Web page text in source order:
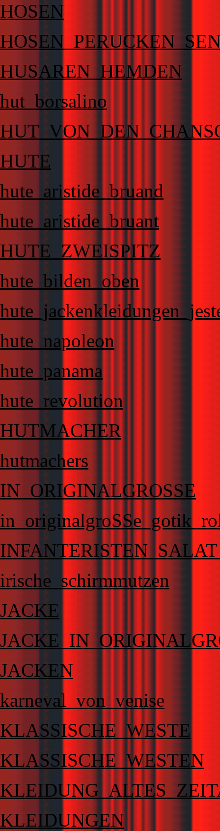
HOSEN
HUSAREN_HEMDEN
hut_borsalino
HUTE
hute_aristide_bruand
hute_aristide_bruant
HUTE_ZWEISPITZ
hute_bilden_oben
hute_napoleon
hute_panama
hute_revolution
HUTMACHER
hutmachers
IN_ORIGINALGROSSE
irische_schirmmutzen
JACKE
JACKEN
karneval_von_venise
KLASSISCHE_WESTE
KLASSISCHE_WESTEN
KLEIDUNGEN